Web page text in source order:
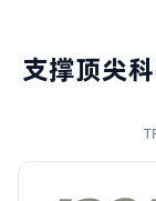
支撑顶尖